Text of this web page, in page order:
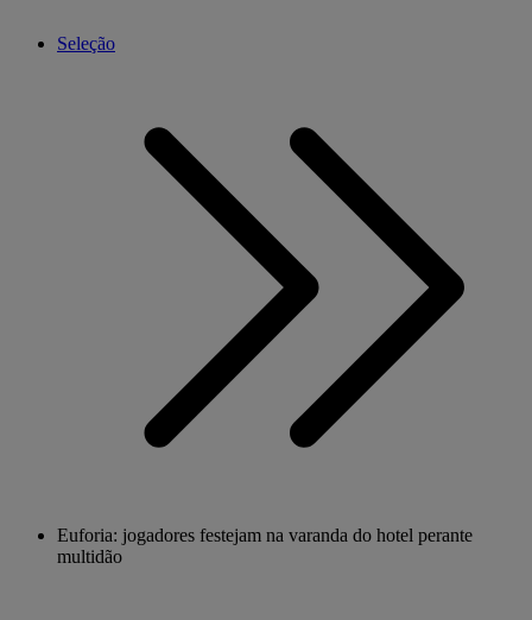
Seleção
Euforia: jogadores festejam na varanda do hotel perante
multidão